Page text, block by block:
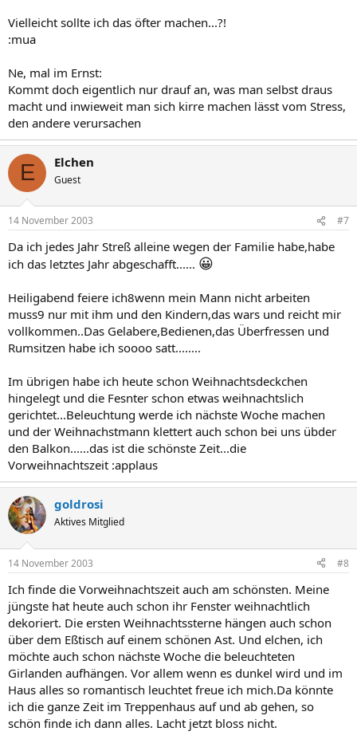
Vielleicht sollte ich das öfter machen...?!
:mua
Ne, mal im Ernst:
Kommt doch eigentlich nur drauf an, was man selbst draus
macht und inwieweit man sich kirre machen lässt vom Stress,
den andere verursachen
E Elchen
Guest
14 November 2003 #7
Da ich jedes Jahr Streß alleine wegen der Familie habe,habe
ich das letztes Jahr abgeschafft...... 😀
Heiligabend feiere ich8wenn mein Mann nicht arbeiten
muss9 nur mit ihm und den Kindern,das wars und reicht mir
vollkommen..Das Gelabere,Bedienen,das Überfressen und
Rumsitzen habe ich soooo satt........
Im übrigen habe ich heute schon Weihnachtsdeckchen
hingelegt und die Fesnter schon etwas weihnachtslich
gerichtet...Beleuchtung werde ich nächste Woche machen
und der Weihnachstmann klettert auch schon bei uns übder
den Balkon......das ist die schönste Zeit...die
Vorweihnachtszeit :applaus
goldrosi
Aktives Mitglied
14 November 2003 #8
Ich finde die Vorweihnachtszeit auch am schönsten. Meine
jüngste hat heute auch schon ihr Fenster weihnachtlich
dekoriert. Die ersten Weihnachtssterne hängen auch schon
über dem Eßtisch auf einem schönen Ast. Und elchen, ich
möchte auch schon nächste Woche die beleuchteten
Girlanden aufhängen. Vor allem wenn es dunkel wird und im
Haus alles so romantisch leuchtet freue ich mich.Da könnte
ich die ganze Zeit im Treppenhaus auf und ab gehen, so
schön finde ich dann alles. Lacht jetzt bloss nicht.